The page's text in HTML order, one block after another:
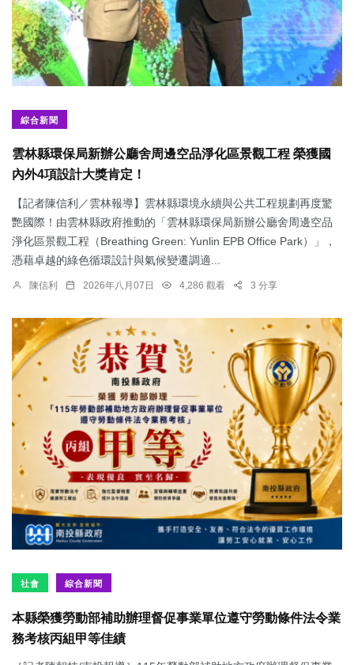
綜合新聞
雲林縣環保局新辦公廳舍周邊空品淨化區景觀工程 榮獲國
內外4項設計大獎肯定！
【記者陳信利／雲林報導】雲林縣環境永續與公共工程規劃再度驚
艷國際！由雲林縣政府推動的「雲林縣環保局新辦公廳舍周邊空品
淨化區景觀工程（Breathing Green: Yunlin EPB Office Park）」，
憑藉卓越的綠色循環設計與氣候變遷調適...
陳信利 2026年八月07日 4,286 觀看 3 分享
社會 綜合新聞
本縣榮獲勞動部補助辦理督促事業單位遵守勞動條件法令業
務考核丙組甲等佳績